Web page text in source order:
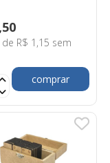
R$ 1,15 sem
comprar